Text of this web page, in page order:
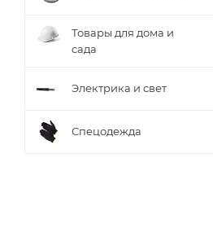
Товары для дома и
сада
Электрика и свет
Спецодежда